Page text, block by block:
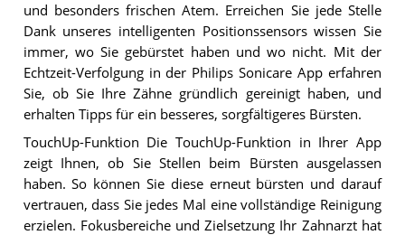
und besonders frischen Atem. Erreichen Sie jede Stelle
Dank unseres intelligenten Positionssensors wissen Sie
immer, wo Sie gebürstet haben und wo nicht. Mit der
Echtzeit-Verfolgung in der Philips Sonicare App erfahren
Sie, ob Sie Ihre Zähne gründlich gereinigt haben, und
erhalten Tipps für ein besseres, sorgfältigeres Bürsten.
TouchUp-Funktion Die TouchUp-Funktion in Ihrer App
zeigt Ihnen, ob Sie Stellen beim Bürsten ausgelassen
haben. So können Sie diese erneut bürsten und darauf
vertrauen, dass Sie jedes Mal eine vollständige Reinigung
erzielen. Fokusbereiche und Zielsetzung Ihr Zahnarzt hat